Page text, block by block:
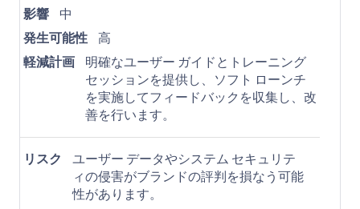
影響
中
発生可能性 高
軽減計画
明確なユーザー ガイドとトレーニング
セッションを提供し、ソフト ローンチ
を実施してフィードバックを収集し、改
善を行います。
リスク
ユーザー データやシステム セキュリテ
ィの侵害がブランドの評判を損なう可能
性があります。